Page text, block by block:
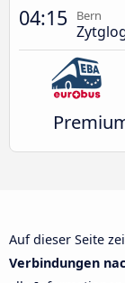
04:15 Bern
Auf dieser Seite
Verbindungen